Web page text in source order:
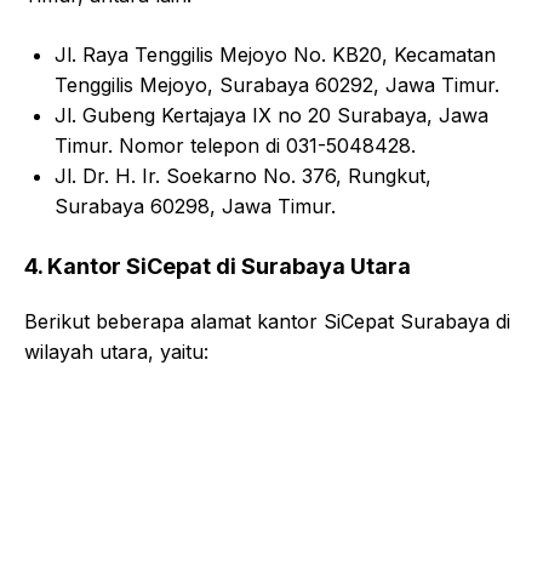
Jl. Raya Tenggilis Mejoyo No. KB20, Kecamatan
Tenggilis Mejoyo, Surabaya 60292, Jawa Timur.
Jl. Gubeng Kertajaya IX no 20 Surabaya, Jawa
Timur. Nomor telepon di 031-5048428.
Jl. Dr. H. Ir. Soekarno No. 376, Rungkut,
Surabaya 60298, Jawa Timur.
4. Kantor SiCepat di Surabaya Utara
Berikut beberapa alamat kantor SiCepat Surabaya di
wilayah utara, yaitu: